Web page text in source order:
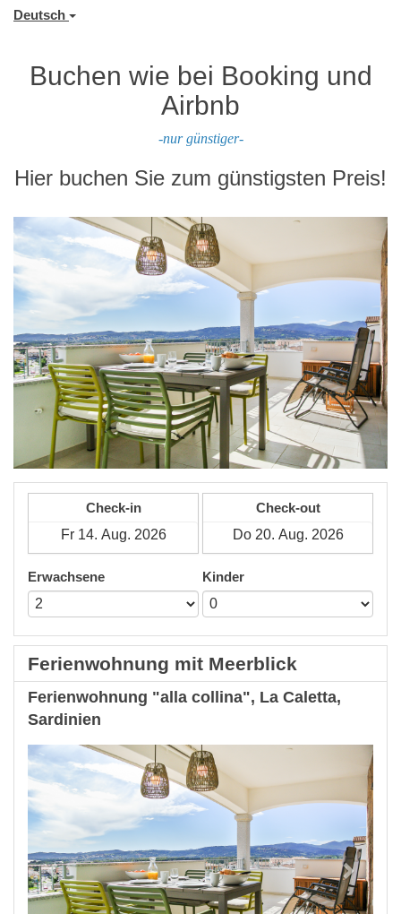
Deutsch
Buchen wie bei Booking und
Airbnb
-nur günstiger-
Hier buchen Sie zum günstigsten Preis!
Check-in Check-out
Erwachsene Kinder
Ferienwohnung mit Meerblick
Ferienwohnung "alla collina", La Caletta,
Sardinien
Previous Next